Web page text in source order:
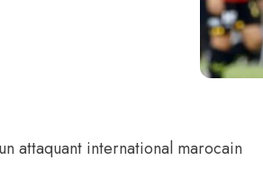
attaquant international marocain